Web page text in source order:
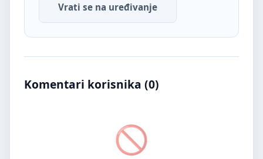
Vrati se na uređivanje
Komentari korisnika (0)